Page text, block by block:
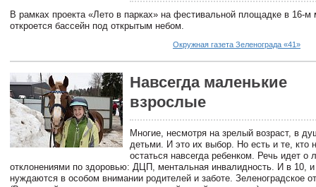
В рамках проекта «Лето в парках» на фестивальной площадке в 16-м
откроется бассейн под открытым небом.
Окружная газета Зеленограда «41»
Навсегда маленькие
взрослые
Многие, несмотря на зрелый возраст, в
детьми. И это их выбор. Но есть и те, кто
остаться навсегда ребенком. Речь идет о
отклонениями по здоровью: ДЦП, ментальная инвалидность. И в 10,
нуждаются в особом внимании родителей и заботе. Зеленоградское